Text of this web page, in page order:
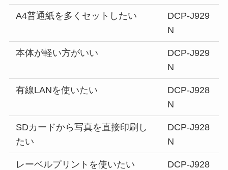
A4普通紙を多くセットしたい
DCP-J929
N
本体が軽い方がいい
DCP-J929
N
有線LANを使いたい
DCP-J928
N
SDカードから写真を直接印刷し
たい
DCP-J928
N
レーベルプリントを使いたい
DCP-J928